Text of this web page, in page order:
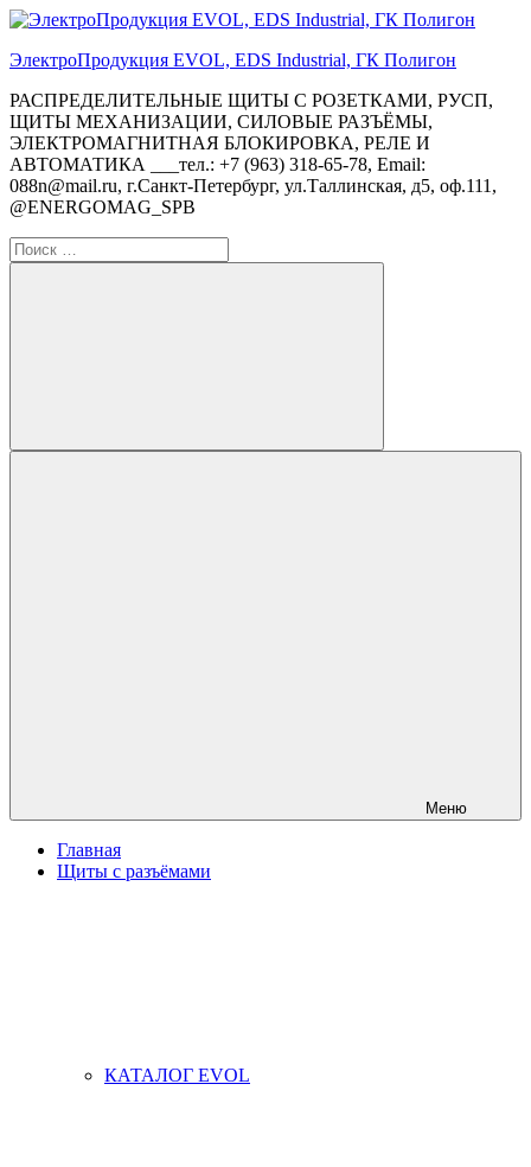
Перейти
содержимому
ЭлектроПродукция EVOL, EDS Industrial, ГК Полигон
РАСПРЕДЕЛИТЕЛЬНЫЕ ЩИТЫ С РОЗЕТКАМИ, РУСП,
ЩИТЫ МЕХАНИЗАЦИИ, СИЛОВЫЕ РАЗЪЁМЫ,
ЭЛЕКТРОМАГНИТНАЯ БЛОКИРОВКА, РЕЛЕ И
АВТОМАТИКА ___тел.: +7 (963) 318-65-78, Email:
088n@mail.ru, г.Санкт-Петербург, ул.Таллинская, д5, оф.111,
@ENERGOMAG_SPB
Поиск
для:
Поиск
Меню
Главная
Щиты с разъёмами
КАТАЛОГ EVOL